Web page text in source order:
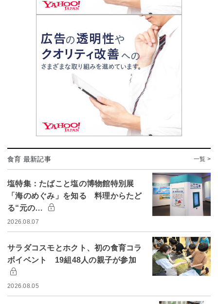
食育 最新記事 一覧 >
塩特集：たばこと塩の博物館特別展
「海のめぐみ」を知る 料理からたど
る“元の…
2026.08.07
サラダコスモとホクト、初の食育コラ
ボイベント 19組48人の親子が参加
2026.08.05